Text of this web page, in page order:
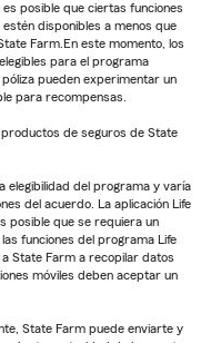
posible que ciertas funciones
disponibles a menos que
Farm.En este momento, los
para el programa
pueden experimentar un
para recompensas.
de seguros de State
elegibilidad del programa y varía
del acuerdo. La aplicación Life
posible que se requiera un
funciones del programa Life
State Farm a recopilar datos
móviles deben aceptar un
State Farm puede enviarte y